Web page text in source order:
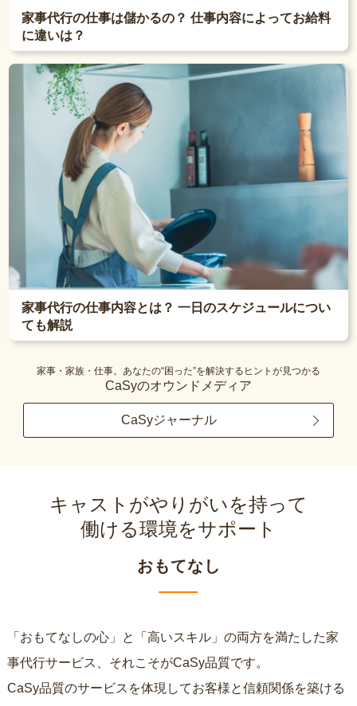
家事代行の仕事は儲かるの？ 仕事内容によってお給料
に違いは？
家事代行の仕事内容とは？ 一日のスケジュールについ
ても解説
家事・家族・仕事。あなたの“困った”を解決するヒントが見つかる
CaSyのオウンドメディア
CaSyジャーナル
キャストがやりがいを持って
働ける環境をサポート
おもてなし
「おもてなしの心」と「高いスキル」の両方を満たした家
事代行サービス、それこそがCaSy品質です。
CaSy品質のサービスを体現してお客様と信頼関係を築ける